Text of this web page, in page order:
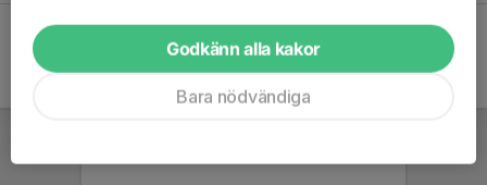
Godkänn alla kakor
Bara nödvändiga